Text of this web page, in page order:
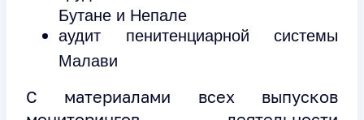
Бутане и Непале
аудит пенитенциарной системы
Малави
С материалами всех выпусков